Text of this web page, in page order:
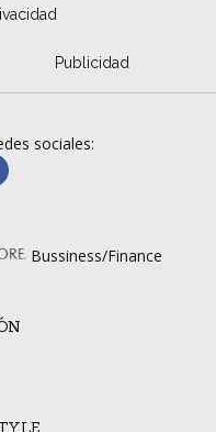
Publicidad
sociales:
Bussiness/Finance